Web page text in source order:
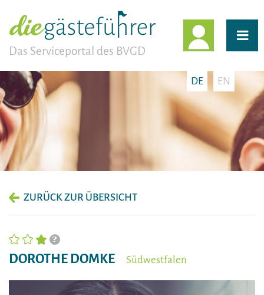
Das Serviceportal des BVGD
DE EN
ZURÜCK ZUR ÜBERSICHT
DOROTHE DOMKE Südwestfalen